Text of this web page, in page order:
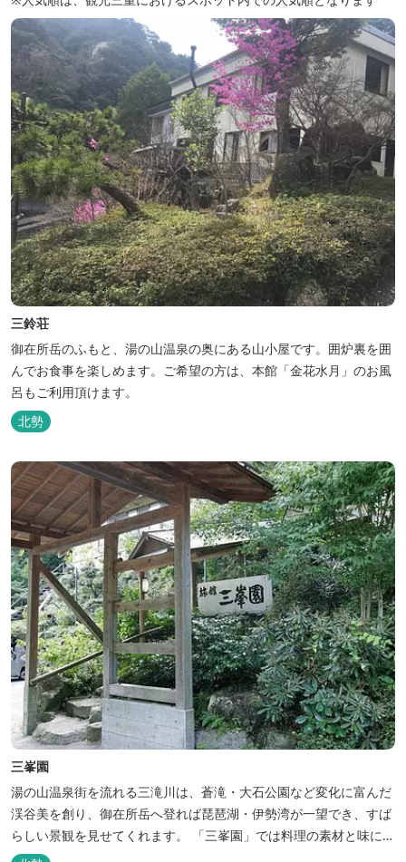
三鈴荘
御在所岳のふもと、湯の山温泉の奥にある山小屋です。囲炉裏を囲
んでお食事を楽しめます。ご希望の方は、本館「金花水月」のお風
呂もご利用頂けます。
北勢
三峯園
湯の山温泉街を流れる三滝川は、蒼滝・大石公園など変化に富んだ
渓谷美を創り、御在所岳へ登れば琵琶湖・伊勢湾が一望でき、すば
らしい景観を見せてくれます。 「三峯園」では料理の素材と味にも
こだわり、お客様に四季の織り成す景観と、いい湯、いい味、めぐ